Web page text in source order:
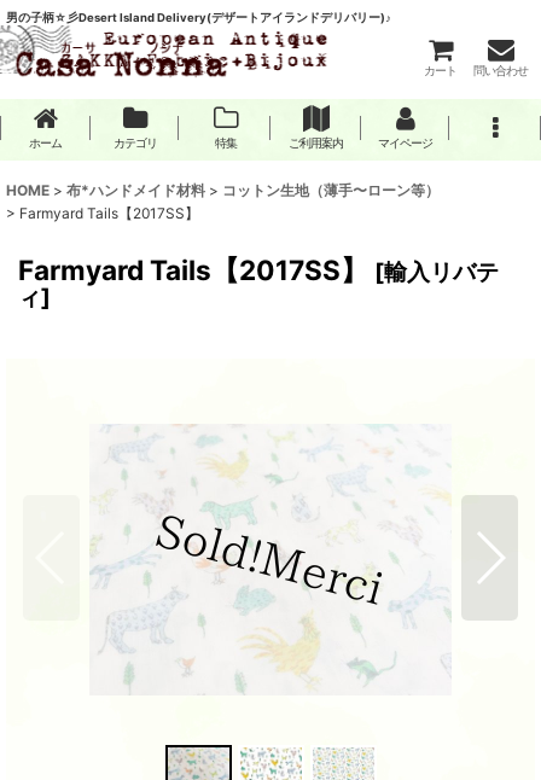
男の子柄☆彡Desert Island Delivery(デザートアイランドデリバリー)♪
カート 問い合わせ
ホーム カテゴリ 特集 ご利用案内 マイページ
HOME > 布*ハンドメイド材料 > コットン生地（薄手〜ローン等）
> Farmyard Tails【2017SS】
Farmyard Tails【2017SS】 [輸入リバテ
ィ]